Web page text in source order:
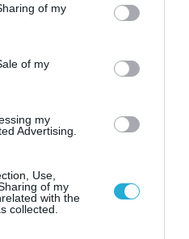
behaviour. You may click to
and its third-party tags to
purposes in below Google
of my
of my
my
Advertising.
Use,
of my
with the
collected.
3000 «εξαφανίζει